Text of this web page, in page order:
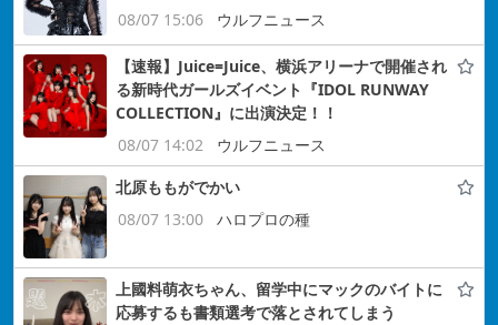
08/07 15:06
ウルフニュース
【速報】Juice=Juice、横浜アリーナで開催され
る新時代ガールズイベント『IDOL RUNWAY
COLLECTION』に出演決定！！
08/07 14:02
ウルフニュース
北原ももがでかい
08/07 13:00
ハロプロの種
上國料萌衣ちゃん、留学中にマックのバイトに
応募するも書類選考で落とされてしまう